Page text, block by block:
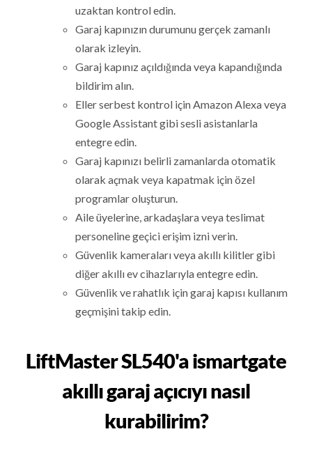
uzaktan kontrol edin.
Garaj kapınızın durumunu gerçek zamanlı
olarak izleyin.
Garaj kapınız açıldığında veya kapandığında
bildirim alın.
Eller serbest kontrol için Amazon Alexa veya
Google Assistant gibi sesli asistanlarla
entegre edin.
Garaj kapınızı belirli zamanlarda otomatik
olarak açmak veya kapatmak için özel
programlar oluşturun.
Aile üyelerine, arkadaşlara veya teslimat
personeline geçici erişim izni verin.
Güvenlik kameraları veya akıllı kilitler gibi
diğer akıllı ev cihazlarıyla entegre edin.
Güvenlik ve rahatlık için garaj kapısı kullanım
geçmişini takip edin.
LiftMaster SL540'a ismartgate
akıllı garaj açıcıyı nasıl
kurabilirim?